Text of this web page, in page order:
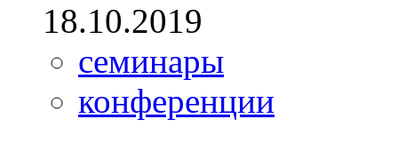
18.10.2019
семинары
конференции